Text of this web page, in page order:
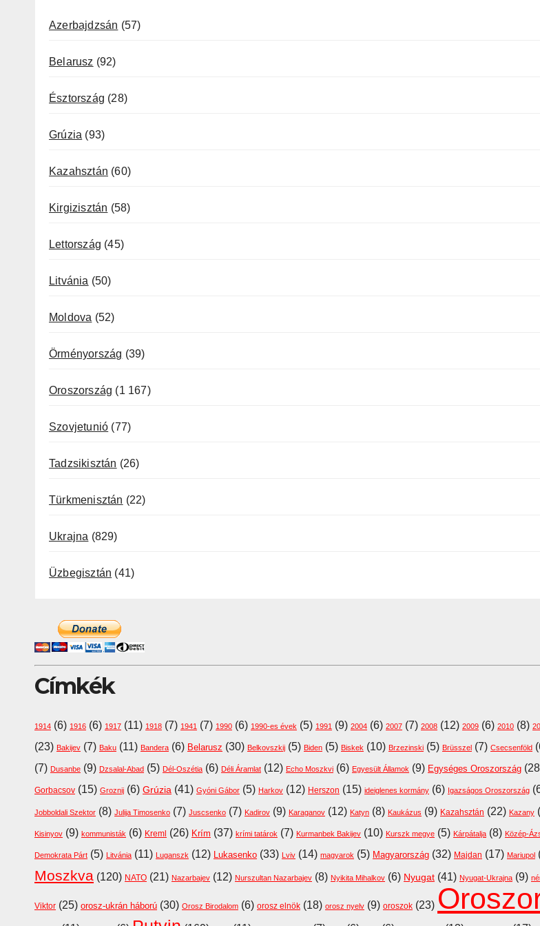
Azerbajdzsán (57)
Belarusz (92)
Észtország (28)
Grúzia (93)
Kazahsztán (60)
Kirgizisztán (58)
Lettország (45)
Litvánia (50)
Moldova (52)
Örményország (39)
Oroszország (1 167)
Szovjetunió (77)
Tadzsikisztán (26)
Türkmenisztán (22)
Ukrajna (829)
Üzbegisztán (41)
Címkék
1914 (6) 1916 (6) 1917 (11) 1918 (7) 1941 (7) 1990 (6) 1990-es évek (5) 1991 (9) 2004 (6) 2007 (7) 2008 (12) 2009 (6) 2010 (8)
(23) Bakijev (7) Baku (11) Bandera (6) Belarusz (30) Belkovszkij (5) Biden (5) Biskek (10) Brzezinski (5) Brüsszel (7) Csecsenföld
(7) Dusanbe (9) Dzsalal-Abad (5) Dél-Oszétia (6) Déli Áramlat (12) Echo Moszkvi (6) Egyesült Államok (9) Egységes Oroszország
Gorbacsov (15) Groznij (6) Grúzia (41) Gyóni Gábor (5) Harkov (12) Herszon (15) ideiglenes kormány (6) Igazságos Oroszország
Jobboldali Szektor (8) Julija Timosenko (7) Juscsenko (7) Kadirov (9) Karaganov (12) Katyn (8) Kaukázus (9) Kazahsztán (22) Kazany
Kisinyov (9) kommunisták (6) Kreml (26) Krím (37) krími tatárok (7) Kurmanbek Bakijev (10) Kurszk megye (5) Kárpátalja (8) Közép-
Demokrata Párt (5) Litvánia (11) Luganszk (12) Lukasenko (33) Lviv (14) magyarok (5) Magyarország (32) Majdan (17) Mariupol
Moszkva (120) NATO (21) Nazarbajev (12) Nurszultan Nazarbajev (8) Nyikita Mihalkov (6) Nyugat (41) Nyugat-Ukrajna (9)
Viktor (25) orosz-ukrán háború (30) Orosz Birodalom (6) orosz elnök (18) orosz nyelv (9) oroszok (23)